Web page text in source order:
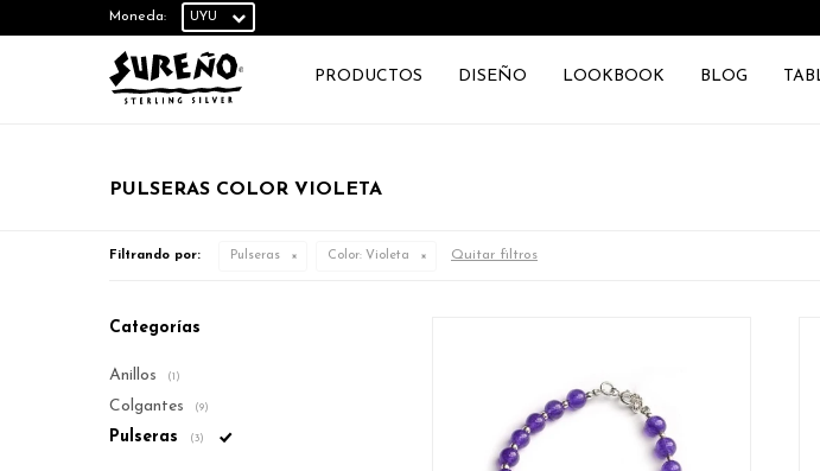
PRODUCTOS DISEÑO LOOKBOOK BLOG
Moneda:
PULSERAS COLOR VIOLETA
Filtrando por: Pulseras Color: Violeta Quitar filtros
Categorías
Anillos (1)
Colgantes (9)
Pulseras (3)